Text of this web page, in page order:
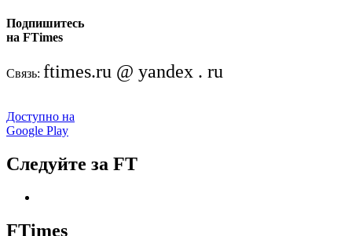
Подпишитесь
на FTimes
Связь: ftimes.ru @ yandex . ru
Доступно на
Google Play
Следуйте за FT
FTimes